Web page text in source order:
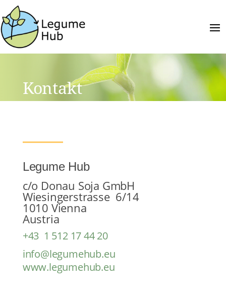
Kontakt
Legume Hub
c/o Donau Soja GmbH
Wiesingerstrasse 6/14
1010 Vienna
Austria
+43 1 512 17 44 20
info@legumehub.eu
www.legumehub.eu